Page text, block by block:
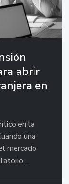
abrir
en
en la
una
mercado